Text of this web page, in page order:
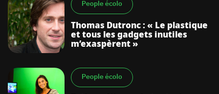
People écolo
Thomas Dutronc : « Le plastique
et tous les gadgets inutiles
m’exaspèrent »
People écolo